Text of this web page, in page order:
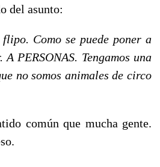
del asunto:
Como se puede poner a
PERSONAS. Tengamos una
no somos animales de circo
común que mucha gente.